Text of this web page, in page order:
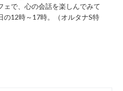
ェで、心の会話を楽しんでみて
の12時～17時。（オルタナS特